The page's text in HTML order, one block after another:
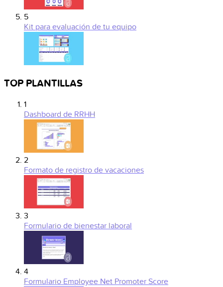
5
Kit para evaluación de tu equipo
TOP PLANTILLAS
1
Dashboard de RRHH
2
Formato de registro de vacaciones
3
Formulario de bienestar laboral
4
Formulario Employee Net Promoter Score